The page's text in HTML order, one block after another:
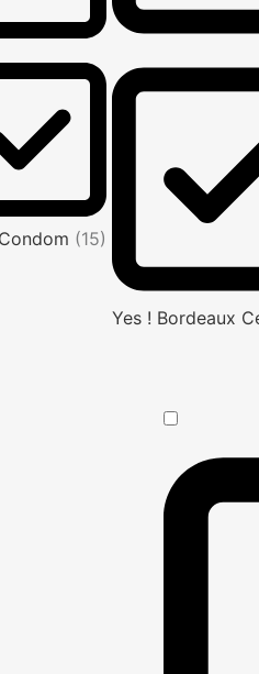
(15)
Yes ! Bordeaux